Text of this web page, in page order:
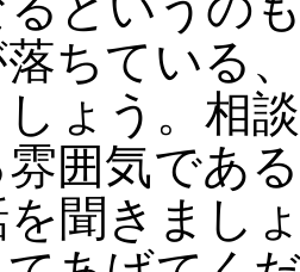
ちている
ょう。相
囲気であ
を聞きまし